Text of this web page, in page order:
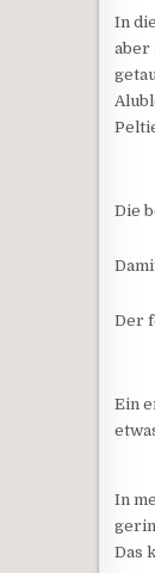
In
aber
Die
Der
Ein
In
Das